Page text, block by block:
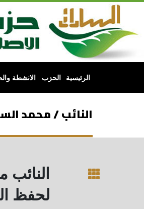
الرئيسية الحزب الانشطة
النائب / محمد
لحفظ